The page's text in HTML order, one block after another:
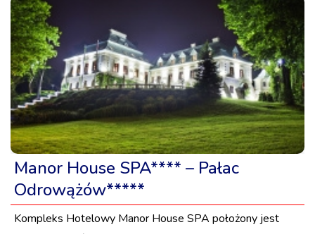
Manor House SPA**** – Pałac
Odrowążów*****
Kompleks Hotelowy Manor House SPA położony jest